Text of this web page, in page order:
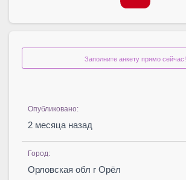
Заполните анкету прямо сейчас!
Опубликовано:
2 месяца назад
Город:
Орловская обл г Орёл